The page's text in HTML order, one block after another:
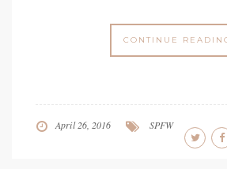
CONTINUE
April 26, 2016 SPFW